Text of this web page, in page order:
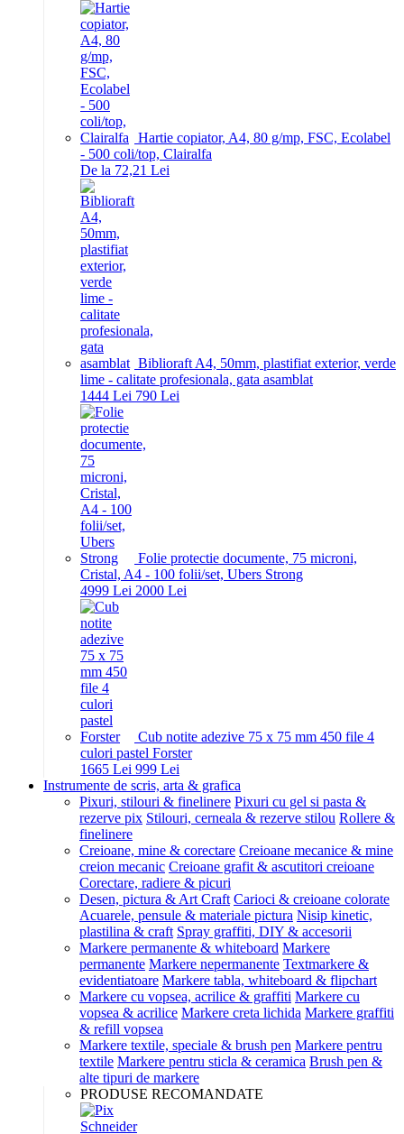
Hartie copiator, A4, 80 g/mp, FSC, Ecolabel
- 500 coli/top, Clairalfa
De la 72,21 Lei
Biblioraft A4, 50mm, plastifiat exterior, verde
lime - calitate profesionala, gata asamblat
1444 Lei 790 Lei
Folie protectie documente, 75 microni,
Cristal, A4 - 100 folii/set, Ubers Strong
4999 Lei 2000 Lei
Cub notite adezive 75 x 75 mm 450 file 4
culori pastel Forster
1665 Lei 999 Lei
Instrumente de scris, arta & grafica
Pixuri, stilouri & finelinere Pixuri cu gel si pasta &
rezerve pix Stilouri, cerneala & rezerve stilou Rollere &
finelinere
Creioane, mine & corectare Creioane mecanice & mine
creion mecanic Creioane grafit & ascutitori creioane
Corectare, radiere & picuri
Desen, pictura & Art Craft Carioci & creioane colorate
Acuarele, pensule & materiale pictura Nisip kinetic,
plastilina & craft Spray graffiti, DIY & accesorii
Markere permanente & whiteboard Markere
permanente Markere nepermanente Textmarkere &
evidentiatoare Markere tabla, whiteboard & flipchart
Markere cu vopsea, acrilice & graffiti Markere cu
vopsea & acrilice Markere creta lichida Markere graffiti
& refill vopsea
Markere textile, speciale & brush pen Markere pentru
textile Markere pentru sticla & ceramica Brush pen &
alte tipuri de markere
PRODUSE RECOMANDATE